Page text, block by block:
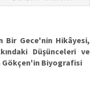
Bir Gece'nin Hikâyesi,
Düşünceleri ve
Gökçen'in Biyografisi